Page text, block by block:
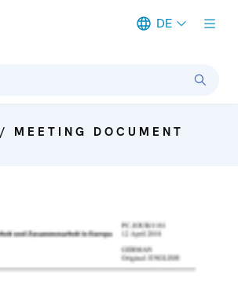
DE
MEETING DOCUMENT